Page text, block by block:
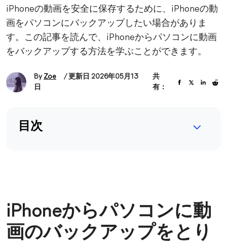
iPhoneの動画を安全に保存するために、iPhoneの動
画をパソコンにバックアップしたい場合がありま
す。この記事を読んで、iPhoneからパソコンに動画
をバックアップする方法を学ぶことができます。
By Zoe
/ 更新日 2026年05月13
日
共
有：
目次
iPhoneからパソコンに動
画のバックアップをとり